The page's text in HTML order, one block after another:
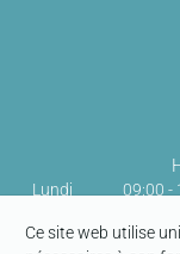
Lundi 09:00 -
Mardi
09:00 -
Ce site web utilise